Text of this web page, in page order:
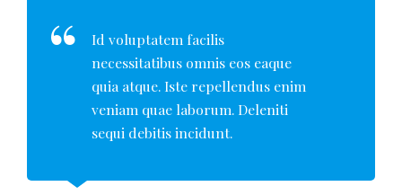
Id voluptatem facilis
necessitatibus omnis eos eaque
quia atque. Iste repellendus enim
veniam quae laborum. Deleniti
sequi debitis incidunt.